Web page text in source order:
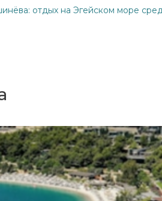
отдых на Эгейском море